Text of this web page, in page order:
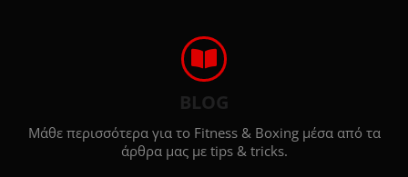
BLOG
Μάθε περισσότερα για το Fitness & Boxing μέσα από τα
άρθρα μας με tips & tricks.